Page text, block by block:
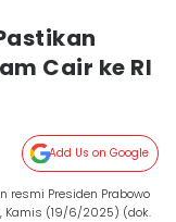
Cair ke RI
Add Us on Google
resmi Presiden Prabowo
Kamis (19/6/2025) (dok.